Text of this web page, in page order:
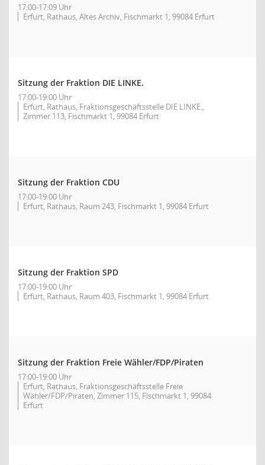
17:00-17:09 Uhr
Erfurt, Rathaus, Altes Archiv, Fischmarkt 1, 99084 Erfurt
Sitzung der Fraktion DIE LINKE.
17:00-19:00 Uhr
Erfurt, Rathaus, Fraktionsgeschäftsstelle DIE LINKE.,
Zimmer 113, Fischmarkt 1, 99084 Erfurt
Sitzung der Fraktion CDU
17:00-19:00 Uhr
Erfurt, Rathaus, Raum 243, Fischmarkt 1, 99084 Erfurt
Sitzung der Fraktion SPD
17:00-19:00 Uhr
Erfurt, Rathaus, Raum 403, Fischmarkt 1, 99084 Erfurt
Sitzung der Fraktion Freie Wähler/FDP/Piraten
17:00-19:00 Uhr
Erfurt, Rathaus, Fraktionsgeschäftsstelle Freie
Wähler/FDP/Piraten, Zimmer 115, Fischmarkt 1, 99084
Erfurt